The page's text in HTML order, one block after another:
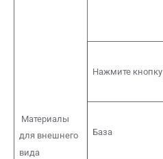
Материалы
для внешнего
вида
Нажмите кнопку
База